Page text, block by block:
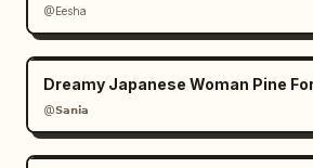
@Eesha
Dreamy Japanese Woman Pine
@𝗦𝗮𝗻𝗶𝗮